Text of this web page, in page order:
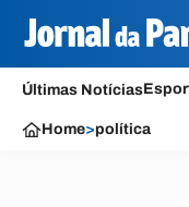
Últimas Notícias
Home>política